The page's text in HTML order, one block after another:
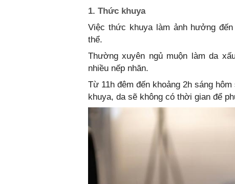
1. Thức khuya
Việc thức khuya làm ảnh hưởng
thể.
Thường xuyên ngủ muộn làm da
nhiều nếp nhăn.
Từ 11h đêm đến khoảng 2h sáng
khuya, da sẽ không có thời gian để